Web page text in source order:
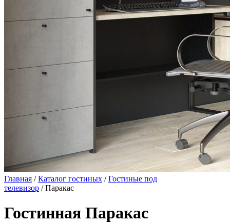
Главная /Каталог гостиных /Гостиные под
телевизор / Паракас
Гостинная Паракас